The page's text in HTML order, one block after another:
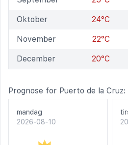
Oktober 24°C
November 22°C
December 20°C
Prognose for Puerto de la Cruz:
mandag
2026-08-10